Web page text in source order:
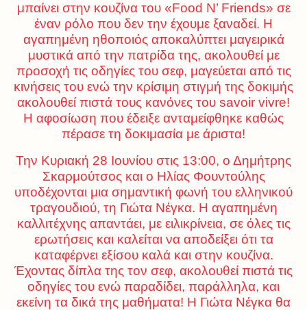
μπαίνει στην κουζίνα του «Food Ν’ Friends» σε
έναν ρόλο που δεν την έχουμε ξαναδεί. Η
αγαπημένη ηθοποιός αποκαλύπτει μαγειρικά
μυστικά από την πατρίδα της, ακολουθεί με
προσοχή τις οδηγίες του σεφ, μαγεύεται από τις
κινήσεις του ενώ την κρίσιμη στιγμή της δοκιμής
ακολουθεί πιστά τους κανόνες του savoir vivre!
Η αφοσίωση που έδειξε ανταμείφθηκε καθώς
πέρασε τη δοκιμασία με άριστα!
Την Κυριακή 28 Ιουνίου στις 13:00, ο Δημήτρης
Σκαρμούτσος και ο Ηλίας Φουντούλης
υποδέχονται μια σημαντική φωνή του ελληνικού
τραγουδιού, τη Γιώτα Νέγκα. Η αγαπημένη
καλλιτέχνης απαντάει, με ειλικρίνεια, σε όλες τις
ερωτήσεις και καλείται να αποδείξει ότι τα
καταφέρνει εξίσου καλά και στην κουζίνα.
Έχοντας δίπλα της τον σεφ, ακολουθεί πιστά τις
οδηγίες του ενώ παραδίδει, παράλληλα, και
εκείνη τα δικά της μαθήματα! Η Γιώτα Νέγκα θα